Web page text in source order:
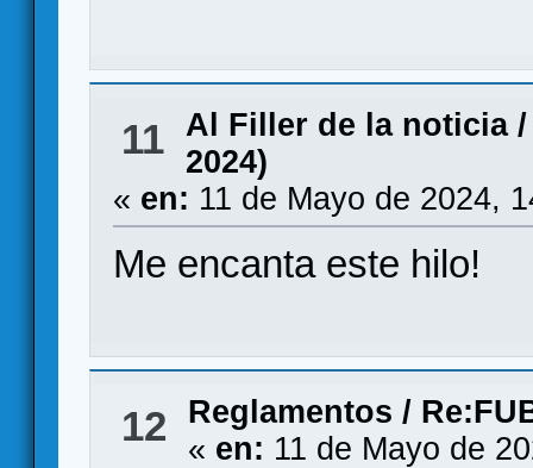
11 Al Filler de la noticia
2024)
« en: 11 de Mayo de 2024,
Me encanta este hilo!
12 Reglamentos /
« en: 11 de Mayo de